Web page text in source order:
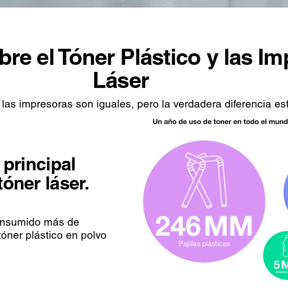
el Tóner Plástico y las
Láser
impresoras son iguales, pero la verdadera diferencia
láser.
más de
plástico en polvo